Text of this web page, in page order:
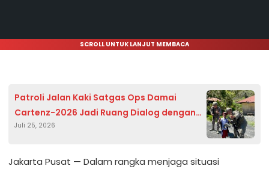
SCROLL UNTUK LANJUT MEMBACA
Patroli Jalan Kaki Satgas Ops Damai
Cartenz-2026 Jadi Ruang Dialog dengan
Warga di Puncak Jaya
Juli 25, 2026
Jakarta Pusat — Dalam rangka menjaga situasi